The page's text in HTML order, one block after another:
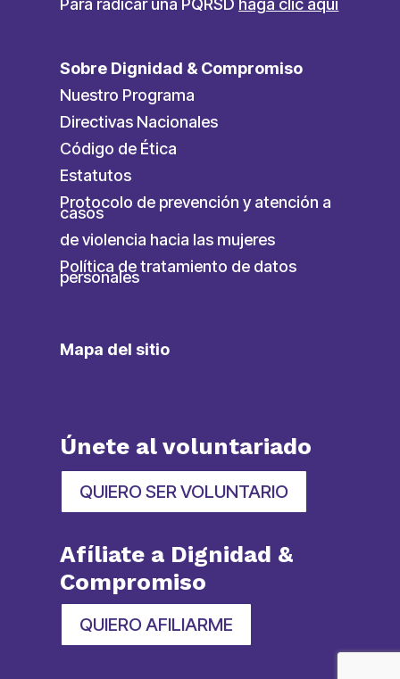
Para radicar una PQRSD haga clic aquí
Sobre Dignidad & Compromiso
Nuestro Programa
Directivas Nacionales
Código de Ética
Estatutos
Protocolo de prevención y atención a
casos
de violencia hacia las mujeres
Política de tratamiento de datos
personales
Mapa del sitio
Únete al voluntariado
QUIERO SER VOLUNTARIO
Afíliate a Dignidad &
Compromiso
QUIERO AFILIARME